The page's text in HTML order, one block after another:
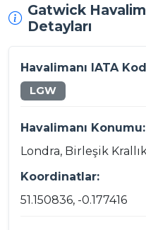
Gatwick
Detayları
Havalimanı IATA
LGW
Havalimanı Konumu:
Londra, Birleşik
Koordinatlar:
51.150836, -0.177416